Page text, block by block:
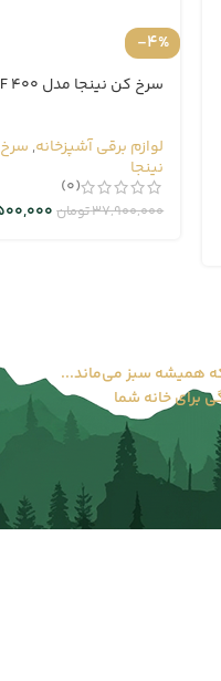
-4%
سرخ کن نینجا مدل AF 400
لوازم برقی آشپزخانه,
نینجا
(0)
37,900,000تومان
همیشه سبز می‌ماند...
برای خانه شما